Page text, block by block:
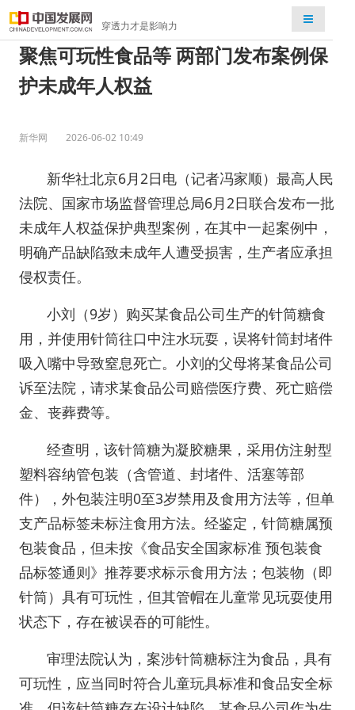
穿透力才是影响力
检索
聚焦可玩性食品等 两部门发布案例保
护未成年人权益
新华网 2026-06-02 10:49
新华社北京6月2日电（记者冯家顺）最高人民
法院、国家市场监督管理总局6月2日联合发布一批
未成年人权益保护典型案例，在其中一起案例中，
明确产品缺陷致未成年人遭受损害，生产者应承担
侵权责任。
小刘（9岁）购买某食品公司生产的针筒糖食
用，并使用针筒往口中注水玩耍，误将针筒封堵件
吸入嘴中导致窒息死亡。小刘的父母将某食品公司
诉至法院，请求某食品公司赔偿医疗费、死亡赔偿
金、丧葬费等。
经查明，该针筒糖为凝胶糖果，采用仿注射型
塑料容纳管包装（含管道、封堵件、活塞等部
件），外包装注明0至3岁禁用及食用方法等，但单
支产品标签未标注食用方法。经鉴定，针筒糖属预
包装食品，但未按《食品安全国家标准 预包装食
品标签通则》推荐要求标示食用方法；包装物（即
针筒）具有可玩性，但其管帽在儿童常见玩耍使用
状态下，存在被误吞的可能性。
审理法院认为，案涉针筒糖标注为食品，具有
可玩性，应当同时符合儿童玩具标准和食品安全标